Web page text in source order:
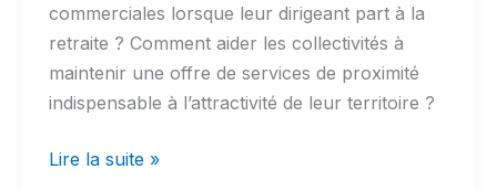
commerciales lorsque leur dirigeant part à la
retraite ? Comment aider les collectivités à
maintenir une offre de services de proximité
indispensable à l’attractivité de leur territoire ?
Revitaliser
Lire la suite »